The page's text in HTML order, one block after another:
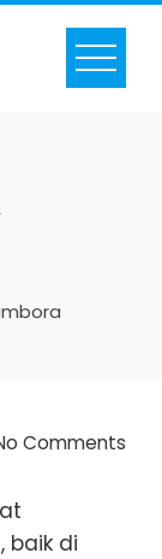
Comments
baik di